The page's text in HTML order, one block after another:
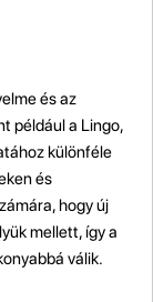
és az
például a Lingo,
különféle
és
hogy új
mellett, így a
válik.